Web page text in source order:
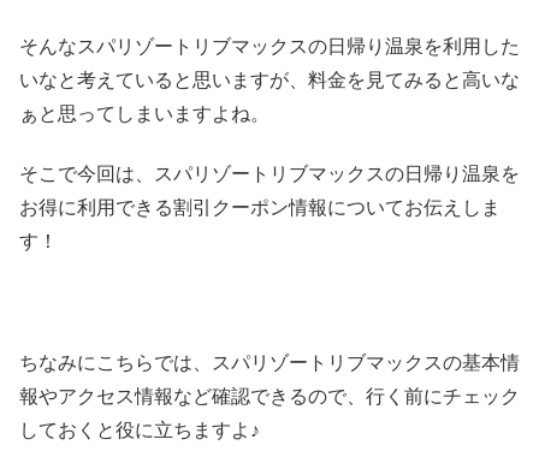
そんなスパリゾートリブマックスの日帰り温泉を利用した
いなと考えていると思いますが、料金を見てみると高いな
ぁと思ってしまいますよね。
そこで今回は、スパリゾートリブマックスの日帰り温泉を
お得に利用できる割引クーポン情報についてお伝えしま
す！
ちなみにこちらでは、スパリゾートリブマックスの基本情
報やアクセス情報など確認できるので、行く前にチェック
しておくと役に立ちますよ♪